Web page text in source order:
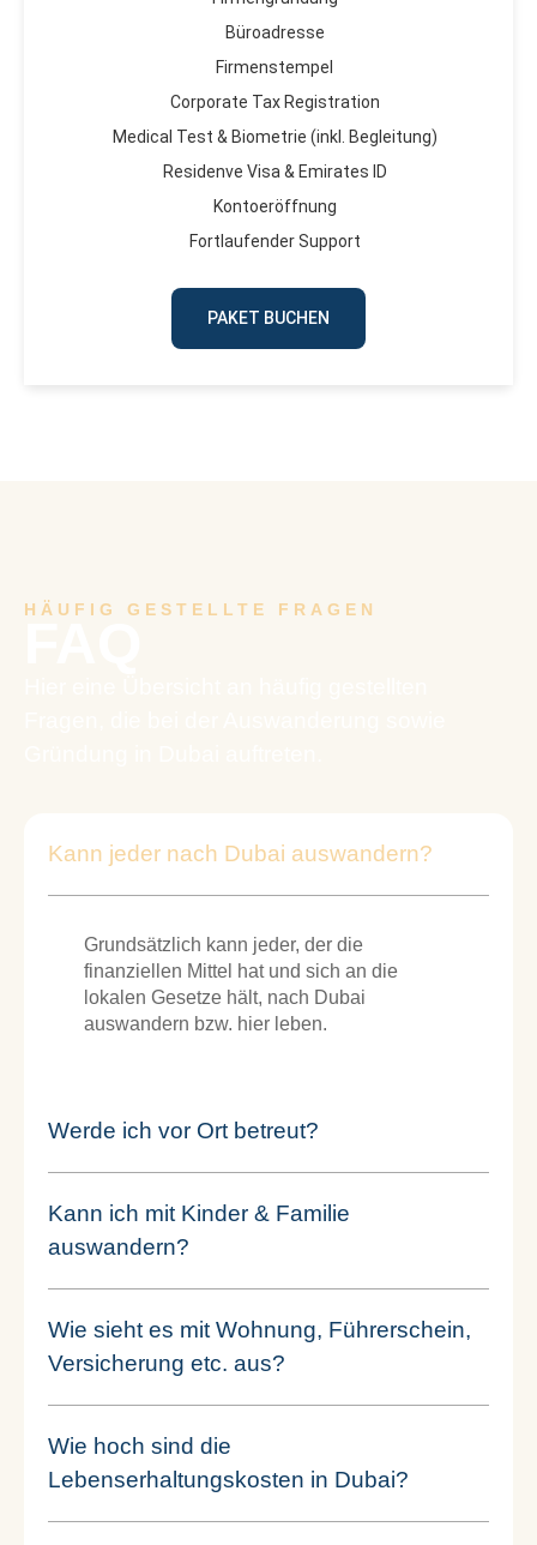
Büroadresse
Firmenstempel
Corporate Tax Registration
Medical Test & Biometrie (inkl. Begleitung)
Residenve Visa & Emirates ID
Kontoeröffnung
Fortlaufender Support
PAKET BUCHEN
HÄUFIG GESTELLTE FRAGEN
Kann jeder nach Dubai auswandern?
Grundsätzlich kann jeder, der die
finanziellen Mittel hat und sich an die
lokalen Gesetze hält, nach Dubai
auswandern bzw. hier leben.
Werde ich vor Ort betreut?
Kann ich mit Kinder & Familie
auswandern?
Wie sieht es mit Wohnung, Führerschein,
Versicherung etc. aus?
Wie hoch sind die
Lebenserhaltungskosten in Dubai?